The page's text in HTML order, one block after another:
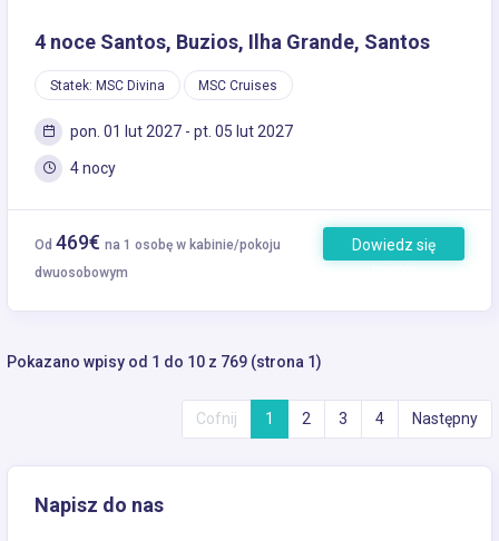
4 noce Santos, Buzios, Ilha Grande, Santos
Statek: MSC Divina MSC Cruises
pon. 01 lut 2027 - pt. 05 lut 2027
4 nocy
Od 469€ na 1 osobę w kabinie/pokoju
dwuosobowym
Dowiedz się
więcej
Pokazano wpisy od 1 do 10 z 769 (strona 1)
Cofnij 1 2 3 4 Następny
Napisz do nas